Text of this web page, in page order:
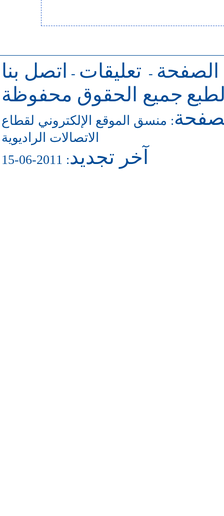
الصفحة - تعليقات -
اتصل بنا
جميع الحقوق محفوظة
: منسق الموقع الإلكتروني لقطاع
الاتصالات الراديوية
آخر تجديد: 2011-06-15